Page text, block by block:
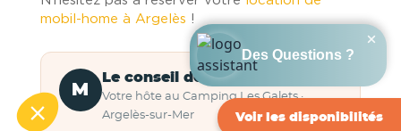
mobil-home à Argelès !
M
Le conseil de Manuel
Votre hôte au Camping Les Galets ·
Argelès-sur-Mer
Voir les disponibilités